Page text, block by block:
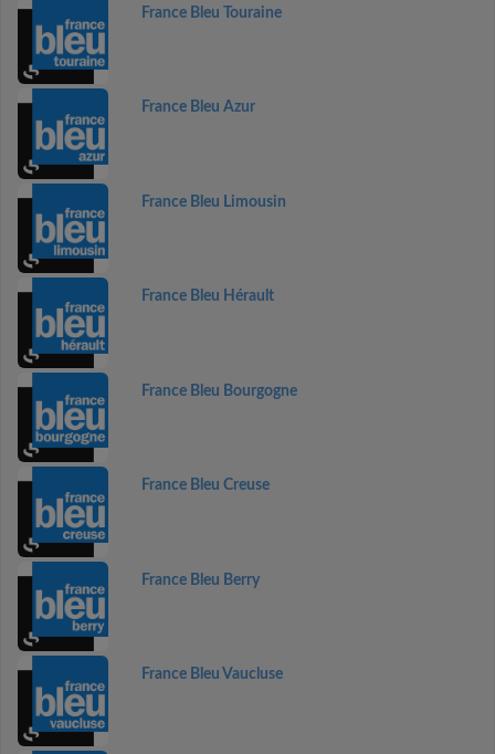
France Bleu Touraine
France Bleu Azur
France Bleu Limousin
France Bleu Hérault
France Bleu Bourgogne
France Bleu Creuse
France Bleu Berry
France Bleu Vaucluse